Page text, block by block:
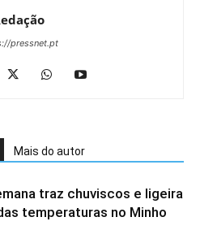
pressnet.pt
Mais do autor
traz chuviscos e ligeira
temperaturas no Minho